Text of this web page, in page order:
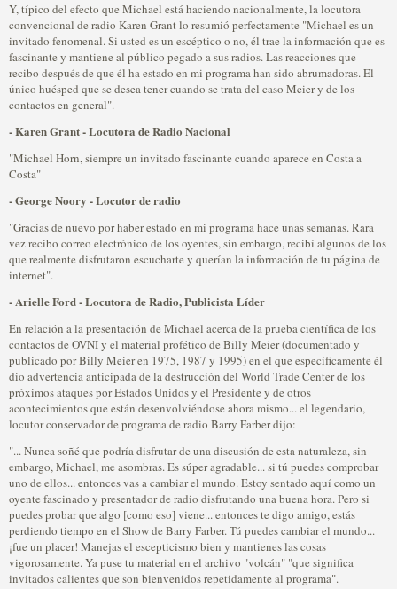
Y, típico del efecto que Michael está haciendo nacionalmente, la locutora
convencional de radio Karen Grant lo resumió perfectamente "Michael es un
invitado fenomenal. Si usted es un escéptico o no, él trae la información que es
fascinante y mantiene al público pegado a sus radios. Las reacciones que
recibo después de que él ha estado en mi programa han sido abrumadoras. El
único huésped que se desea tener cuando se trata del caso Meier y de los
contactos en general".
- Karen Grant - Locutora de Radio Nacional
"Michael Horn, siempre un invitado fascinante cuando aparece en Costa a
Costa"
- George Noory - Locutor de radio
"Gracias de nuevo por haber estado en mi programa hace unas semanas. Rara
vez recibo correo electrónico de los oyentes, sin embargo, recibí algunos de los
que realmente disfrutaron escucharte y querían la información de tu página de
internet".
- Arielle Ford - Locutora de Radio, Publicista Líder
En relación a la presentación de Michael acerca de la prueba científica de los
contactos de OVNI y el material profético de Billy Meier (documentado y
publicado por Billy Meier en 1975, 1987 y 1995) en el que específicamente él
dio advertencia anticipada de la destrucción del World Trade Center de los
próximos ataques por Estados Unidos y el Presidente y de otros
acontecimientos que están desenvolviéndose ahora mismo... el legendario,
locutor conservador de programa de radio Barry Farber dijo:
"... Nunca soñé que podría disfrutar de una discusión de esta naturaleza, sin
embargo, Michael, me asombras. Es súper agradable... si tú puedes comprobar
uno de ellos... entonces vas a cambiar el mundo. Estoy sentado aquí como un
oyente fascinado y presentador de radio disfrutando una buena hora. Pero si
puedes probar que algo [como eso] viene... entonces te digo amigo, estás
perdiendo tiempo en el Show de Barry Farber. Tú puedes cambiar el mundo...
¡fue un placer! Manejas el escepticismo bien y mantienes las cosas
vigorosamente. Ya puse tu material en el archivo "volcán" "que significa
invitados calientes que son bienvenidos repetidamente al programa".